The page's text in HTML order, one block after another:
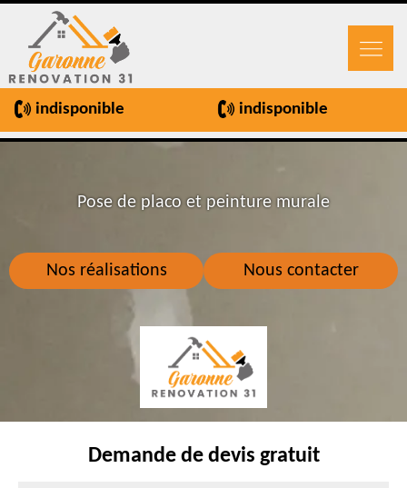
indisponible indisponible
Nos réalisations Nous contacter
Pose de placo et peinture murale
Demande de devis gratuit